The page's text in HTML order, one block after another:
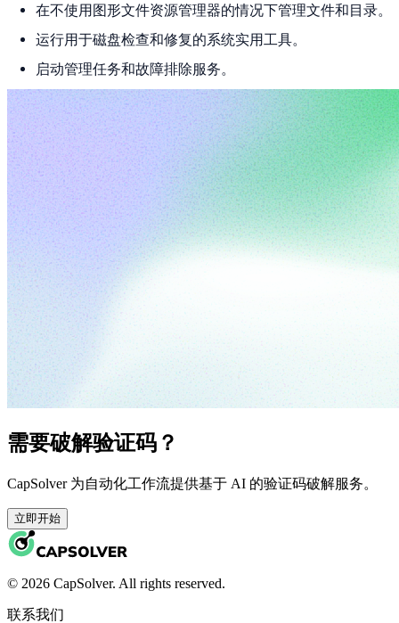
在不使用图形文件资源管理器的情况下管理文件和目录。
运行用于磁盘检查和修复的系统实用工具。
启动管理任务和故障排除服务。
需要破解验证码？
CapSolver 为自动化工作流提供基于 AI 的验证码破解服务。
立即开始
© 2026 CapSolver. All rights reserved.
联系我们